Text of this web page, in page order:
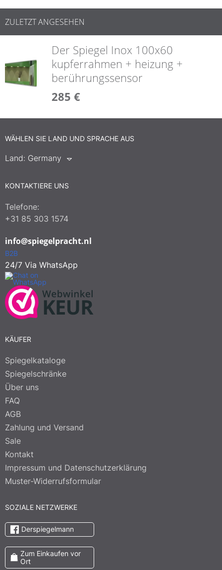
ZULETZT ANGESEHEN
Der Spiegel Inox 100x60
kupferrahmen + heizung +
berührungssensor
285 €
WÄHLEN SIE LAND UND SPRACHE AUS
Land: Germany
KONTAKTIERE UNS
Telefone:
+31 85 303 1574
info@spiegelpracht.nl
B2B
24/7 Via WhatsApp
KÄUFER
Spiegelkataloge
Spiegelschränke
Über uns
FAQ
AGB
Zahlung und Versand
Sale
Kontakt
Impressum und Datenschutzerklärung
Muster-Widerrufsformular
SOZIALE NETZWERKE
Derspiegelmann
Zum Einkaufen vor
Ort